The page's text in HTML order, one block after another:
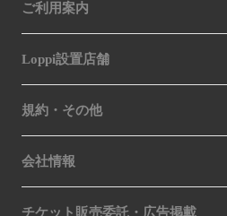
ご利用案内
Loppi設置店舗
規約・その他
会社情報
チケット販売委託・広告掲載